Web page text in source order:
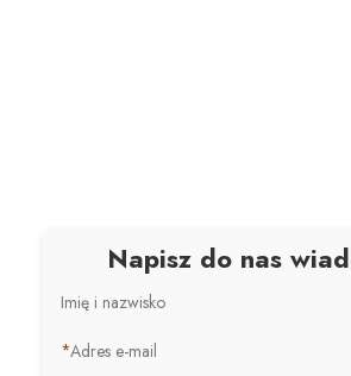
Napisz do nas
Imię i nazwisko
*Adres e-mail